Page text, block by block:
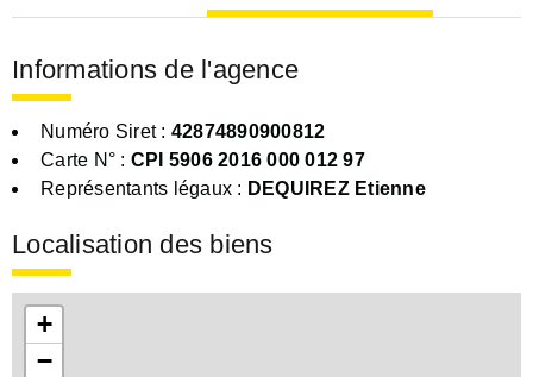
Informations de l'agence
Numéro Siret : 42874890900812
Carte N° : CPI 5906 2016 000 012 97
Représentants légaux : DEQUIREZ Etienne
Localisation des biens
+
−